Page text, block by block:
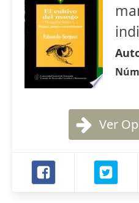
Ver